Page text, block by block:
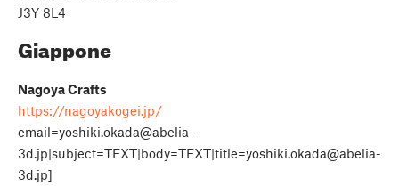
J3Y 8L4
Giappone
Nagoya Crafts
https://nagoyakogei.jp/
email=yoshiki.okada@abelia-
3d.jp|subject=TEXT|body=TEXT|title=yoshiki.okada@abelia-
3d.jp]